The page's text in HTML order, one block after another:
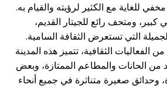
كنز مخفي للغاية مع الكثير لرؤيته والقيام به.
ومتحف رائع للجيتار القديم،
التي تستعرض الثقافة السامية.
الفعاليات الثقافية، تتميز هذه المدينة
من الحانات والمطاعم الممتازة، وبعض
وحدائق صغيرة متناثرة في جميع أنحاء